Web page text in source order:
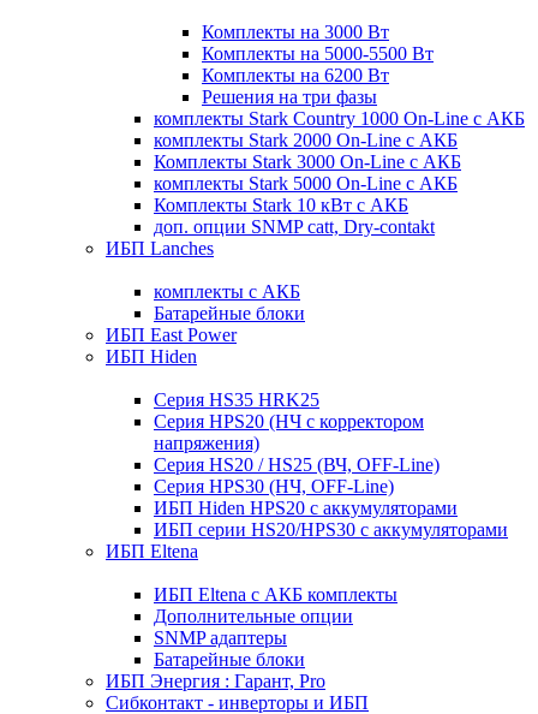
Комплекты на 3000 Вт
Комплекты на 5000-5500 Вт
Комплекты на 6200 Вт
Решения на три фазы
комплекты Stark Country 1000 On-Line с АКБ
комплекты Stark 2000 On-Line с АКБ
Комплекты Stark 3000 On-Line с АКБ
комплекты Stark 5000 On-Line с АКБ
Комплекты Stark 10 кВт с АКБ
доп. опции SNMP catt, Dry-contakt
ИБП Lanches
комплекты с АКБ
Батарейные блоки
ИБП East Power
ИБП Hiden
Серия HS35 HRK25
Серия HPS20 (НЧ с корректором
напряжения)
Серия HS20 / HS25 (ВЧ, OFF-Line)
Серия HPS30 (НЧ, OFF-Line)
ИБП Hiden HPS20 с аккумуляторами
ИБП серии HS20/HPS30 с аккумуляторами
ИБП Eltena
ИБП Eltena с АКБ комплекты
Дополнительные опции
SNMP адаптеры
Батарейные блоки
ИБП Энергия : Гарант, Pro
Сибконтакт - инверторы и ИБП